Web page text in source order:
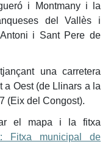
i Montmany i la
del Vallès i
i Sant Pere de
una carretera
a Oest (de Llinars a la
(Eix del Congost).
el mapa i la fitxa
Fitxa municipal de